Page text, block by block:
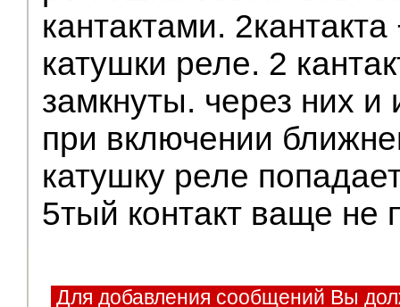
кантактами.
катушки реле. 2
замкнуты. через них
при включении
катушку реле
5тый контакт ваще не
Для добавления сообщений Вы